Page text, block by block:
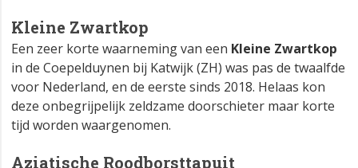
Kleine Zwartkop
Een zeer korte waarneming van een Kleine Zwartkop
in de Coepelduynen bij Katwijk (ZH) was pas de twaalfde
voor Nederland, en de eerste sinds 2018. Helaas kon
deze onbegrijpelijk zeldzame doorschieter maar korte
tijd worden waargenomen.
Aziatische Roodborsttapuit